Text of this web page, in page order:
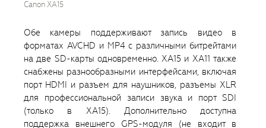
Canon XA15
Обе камеры поддерживают запись видео в
форматах AVCHD и MP4 с различными битрейтами
на две SD-карты одновременно. XA15 и XA11 также
снабжены разнообразными интерфейсами, включая
порт HDMI и разъем для наушников, разъемы XLR
для профессиональной записи звука и порт SDI
(только в XA15). Дополнительно доступна
поддержка внешнего GPS-модуля (не входит в